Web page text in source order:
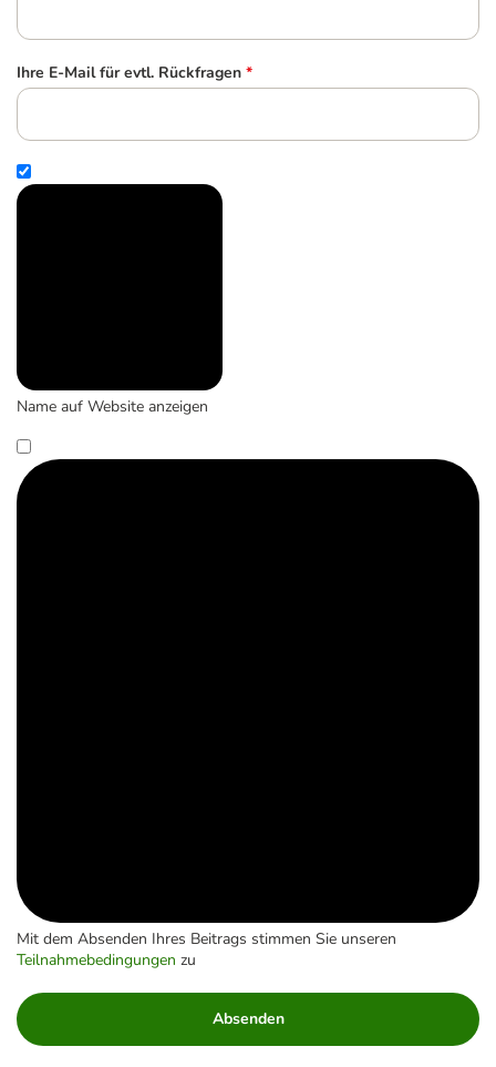
Ihre E-Mail für evtl. Rückfragen *
Name auf Website anzeigen
Mit dem Absenden Ihres Beitrags stimmen Sie unseren
Teilnahmebedingungen zu
Absenden